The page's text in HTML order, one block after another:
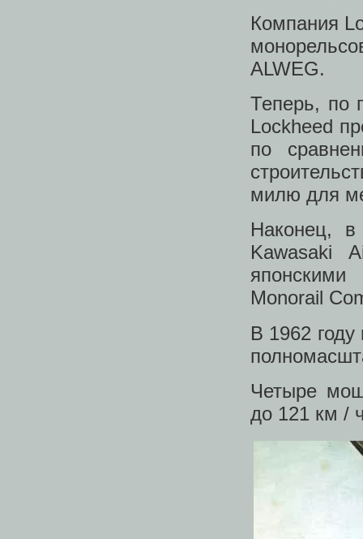
Компания
ALWEG.
Теперь, по
Lockheed
по
милю для
Наконец,
Kawasaki
Monorail
В 1962
Четыре
до 121 км /